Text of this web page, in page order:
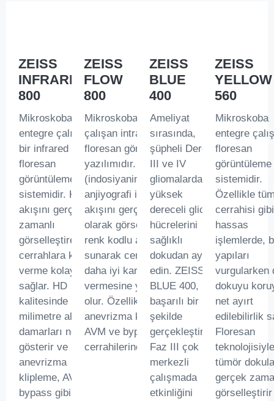
ZEISS
INFRARED
800
Mikroskoba
entegre çalışan
bir infrared
floresan
görüntüleme
sistemidir. Kan
akışını gerçek
zamanlı
görselleştirerek
cerrahlara karar
verme kolaylığı
sağlar. HD
kalitesinde
milimetre altı
damarları net
gösterir ve
anevrizma
klipleme, AVM,
bypass gibi
ZEISS
FLOW
800
Mikroskoba entegre
çalışan intraoperatif
floresan görüntüleme
yazılımıdır. ICG
(indosiyanin yeşili)
anjiyografi ile kan
akışını gerçek zamanlı
olarak görselleştirir ve
renk kodlu analizler
sunarak cerrahların
daha iyi karar
vermesine yardımcı
olur. Özellikle
anevrizma klipleme,
AVM ve bypass
cerrahilerinde kullanılır.
ZEISS
BLUE
400
Ameliyat
sırasında,
şüpheli Derece
III ve IV
gliomalarda
yüksek
dereceli glioma
hücrelerini
sağlıklı
dokudan ayırt
edin. ZEISS
BLUE 400,
başarılı bir
şekilde
gerçekleştirilen
Faz III çok
merkezli
çalışmada
etkinliğini
ZEISS
YELLOW
560
Mikroskoba
entegre
floresan
görüntüleme
sistemidir.
Özellikle
cerrahisi gibi
hassas
işlemlerde,
yapıları
vurgularken
dokuyu
net ayırt
edilebilirlik
Floresan
teknolojisiyle
tümör
gerçek